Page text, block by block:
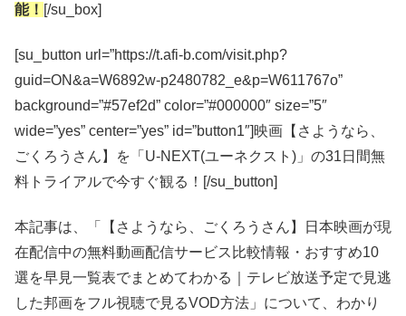
能！ [/su_box]
[su_button url=”https://t.afi-b.com/visit.php?
guid=ON&a=W6892w-p2480782_e&p=W611767o”
background=”#57ef2d” color=”#000000″ size=”5″
wide=”yes” center=”yes” id=”button1″]映画【さようなら、
ごくろうさん】を「U-NEXT(ユーネクスト)」の31日間無
料トライアルで今すぐ観る！[/su_button]
本記事は、「【さようなら、ごくろうさん】日本映画が現
在配信中の無料動画配信サービス比較情報・おすすめ10
選を早見一覧表でまとめてわかる｜テレビ放送予定で見逃
した邦画をフル視聴で見るVOD方法」について、わかり